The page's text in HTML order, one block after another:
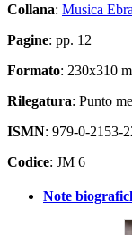
Collana: Musica
Pagine: pp. 12
Formato: 230x310
Rilegatura: Punto
ISMN: 979-0-2153-
Codice: JM 6
Note